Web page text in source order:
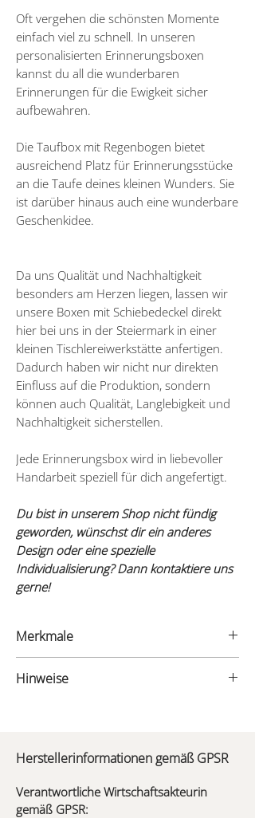
Oft vergehen die schönsten Momente
einfach viel zu schnell. In unseren
personalisierten Erinnerungsboxen
kannst du all die wunderbaren
Erinnerungen für die Ewigkeit sicher
aufbewahren.
Die Taufbox mit Regenbogen bietet
ausreichend Platz für Erinnerungsstücke
an die Taufe deines kleinen Wunders. Sie
ist darüber hinaus auch eine wunderbare
Geschenkidee.
Da uns Qualität und Nachhaltigkeit
besonders am Herzen liegen, lassen wir
unsere Boxen mit Schiebedeckel direkt
hier bei uns in der Steiermark in einer
kleinen Tischlereiwerkstätte anfertigen.
Dadurch haben wir nicht nur direkten
Einfluss auf die Produktion, sondern
können auch Qualität, Langlebigkeit und
Nachhaltigkeit sicherstellen.
Jede Erinnerungsbox wird in liebevoller
Handarbeit speziell für dich angefertigt.
Du bist in unserem Shop nicht fündig
geworden, wünschst dir ein anderes
Design oder eine spezielle
Individualisierung? Dann kontaktiere uns
gerne!
Merkmale
- Maße: 28cm x 28cm x 15cm
Hinweise
machen dein Produkt einzigartig. Sie
Herstellerinformationen gemäß GPSR
Verantwortliche Wirtschaftsakteurin
gemäß GPSR: